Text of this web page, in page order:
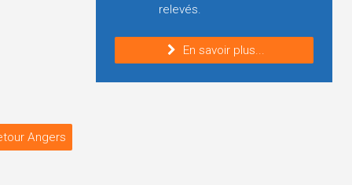
Angers
relevés.
En savoir plus...